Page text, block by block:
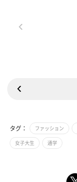
タグ： ファッション
女子大生 通学